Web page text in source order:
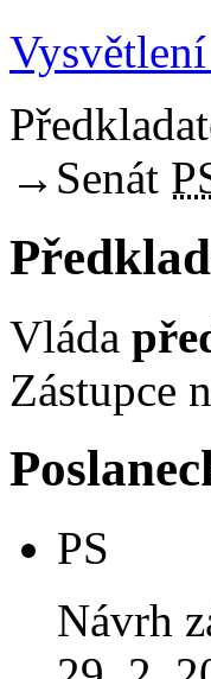
→ Senát
Vláda
Zástupce
PS
Návrh